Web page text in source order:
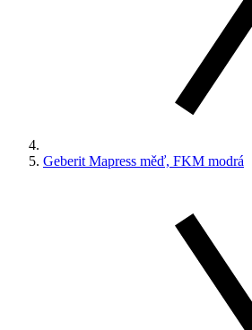
Geberit Mapress měď, FKM modrá